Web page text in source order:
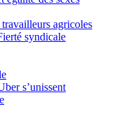
agricoles
syndicale
s’unissent